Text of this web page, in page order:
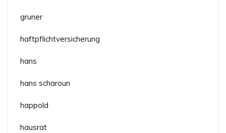
gruner
haftpflichtversicherung
hans
hans scharoun
happold
hausrat